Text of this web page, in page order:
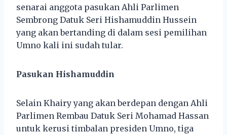
senarai anggota pasukan Ahli Parlimen
Sembrong Datuk Seri Hishamuddin Hussein
yang akan bertanding di dalam sesi pemilihan
Umno kali ini sudah tular.
Pasukan Hishamuddin
Selain Khairy yang akan berdepan dengan Ahli
Parlimen Rembau Datuk Seri Mohamad Hassan
untuk kerusi timbalan presiden Umno, tiga